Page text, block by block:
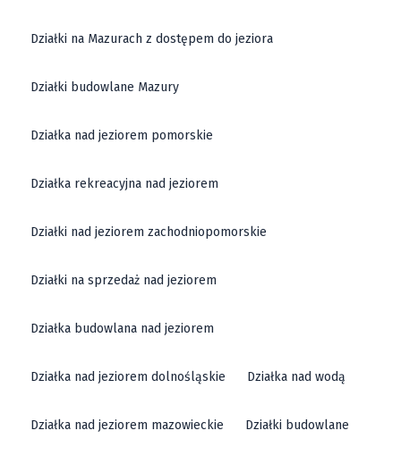
Działki na Mazurach z dostępem do jeziora
Działki budowlane Mazury
Działka nad jeziorem pomorskie
Działka rekreacyjna nad jeziorem
Działki nad jeziorem zachodniopomorskie
Działki na sprzedaż nad jeziorem
Działka budowlana nad jeziorem
Działka nad jeziorem dolnośląskie Działka nad wodą
Działka nad jeziorem mazowieckie Działki budowlane